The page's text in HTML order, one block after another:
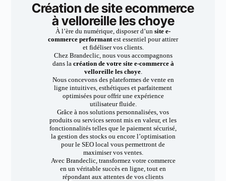
Création de site ecommerce
à velloreille les choye
À l’ère du numérique, disposer d’un site e-
commerce performantest essentiel pour attirer
et fidéliser vos clients.
Chez Brandeclic, nous vous accompagnons
dans la création de votre site e-commerce à
velloreille les choye.
Nous concevons des plateformes de vente en
ligne intuitives, esthétiques et parfaitement
optimisées pour offrir une expérience
utilisateur fluide.
Grâce à nos solutions personnalisées, vos
produits ou services seront mis en valeur, et les
fonctionnalités telles que le paiement sécurisé,
la gestion des stocks ou encore l’optimisation
pour le SEO local vous permettront de
maximiser vos ventes.
Avec Brandeclic, transformez votre commerce
en un véritable succès en ligne, tout en
répondant aux attentes de vos clients